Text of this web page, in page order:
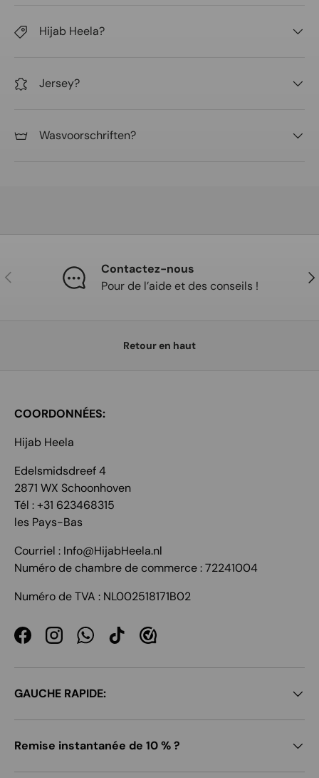
Hijab Heela?
Jersey?
Wasvoorschriften?
Précédent
Contactez-nous
Pour de l’aide et des conseils !
Retour en haut
COORDONNÉES:
Hijab Heela
Edelsmidsdreef 4
2871 WX Schoonhoven
Tél : +31 623468315
les Pays-Bas
Courriel : Info@HijabHeela.nl
Numéro de chambre de commerce : 72241004
Numéro de TVA : NL002518171B02
FacebookInstagramWhatsApp
TikTok
GAUCHE RAPIDE:
Remise instantanée de 10 % ?